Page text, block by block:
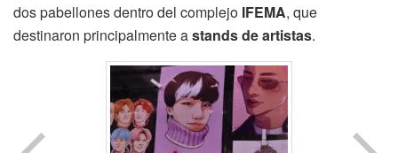
dos pabellones dentro del complejo IFEMA, que
destinaron principalmente astands de artistas.